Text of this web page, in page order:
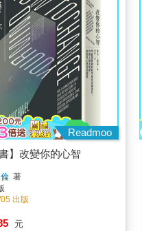
Readmoo
書】改變你的心智
著
出版
元